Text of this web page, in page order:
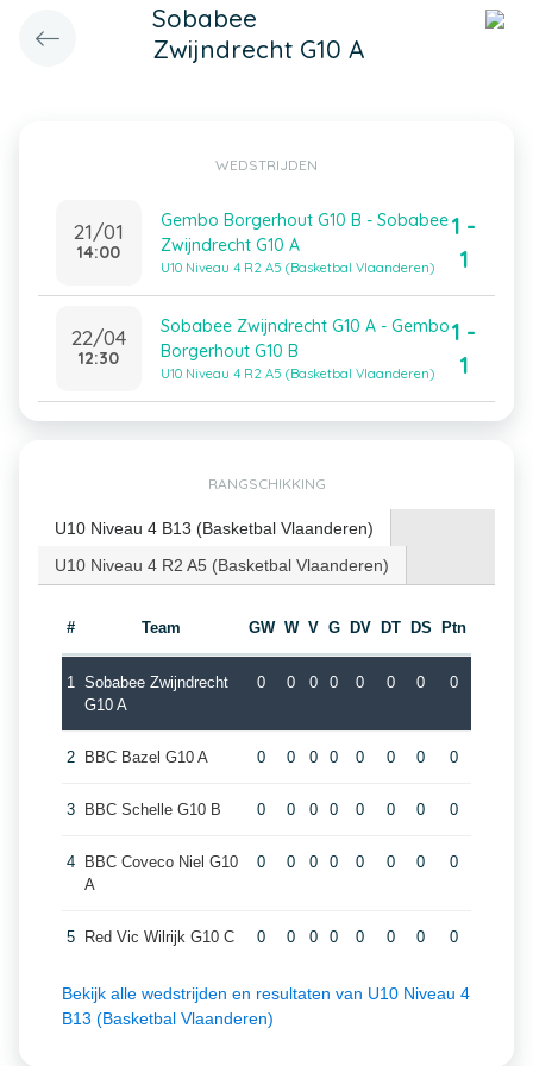
Sobabee
Zwijndrecht G10 A
WEDSTRIJDEN
21/01
14:00
Gembo Borgerhout G10 B - Sobabee
Zwijndrecht G10 A
U10 Niveau 4 R2 A5 (Basketbal Vlaanderen)
1 -
1
22/04
12:30
Sobabee Zwijndrecht G10 A - Gembo
Borgerhout G10 B
U10 Niveau 4 R2 A5 (Basketbal Vlaanderen)
1 -
1
RANGSCHIKKING
U10 Niveau 4 B13 (Basketbal Vlaanderen)
U10 Niveau 4 R2 A5 (Basketbal Vlaanderen)
# Team GW W V G DV DT DS Ptn
1 Sobabee Zwijndrecht
G10 A
0 0 0 0 0 0 0 0
2 BBC Bazel G10 A 0 0 0 0 0 0 0 0
3 BBC Schelle G10 B 0 0 0 0 0 0 0 0
4
BBC Coveco Niel G10
A
0 0 0 0 0 0 0 0
5 Red Vic Wilrijk G10 C 0 0 0 0 0 0 0 0
Bekijk alle wedstrijden en resultaten van U10 Niveau 4
B13 (Basketbal Vlaanderen)